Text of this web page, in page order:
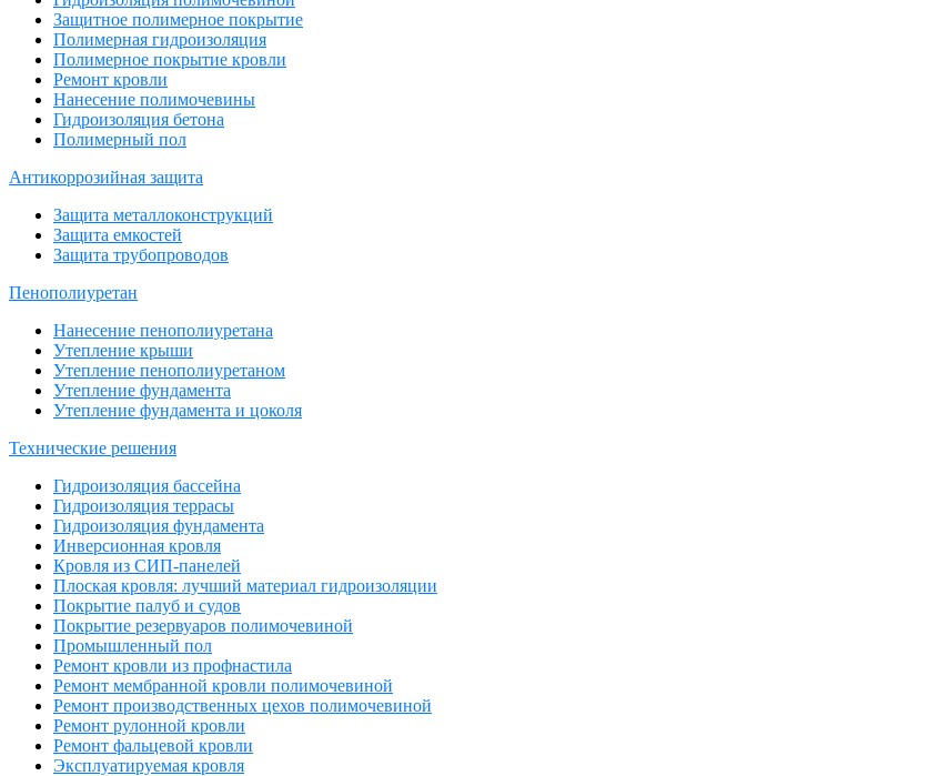
Защитное полимерное покрытие
Полимерная гидроизоляция
Полимерное покрытие кровли
Ремонт кровли
Нанесение полимочевины
Гидроизоляция бетона
Полимерный пол
Антикоррозийная защита
Защита металлоконструкций
Защита емкостей
Защита трубопроводов
Пенополиуретан
Нанесение пенополиуретана
Утепление крыши
Утепление пенополиуретаном
Утепление фундамента
Утепление фундамента и цоколя
Технические решения
Гидроизоляция бассейна
Гидроизоляция террасы
Гидроизоляция фундамента
Инверсионная кровля
Кровля из СИП-панелей
Плоская кровля: лучший материал гидроизоляции
Покрытие палуб и судов
Покрытие резервуаров полимочевиной
Промышленный пол
Ремонт кровли из профнастила
Ремонт мембранной кровли полимочевиной
Ремонт производственных цехов полимочевиной
Ремонт рулонной кровли
Ремонт фальцевой кровли
Эксплуатируемая кровля